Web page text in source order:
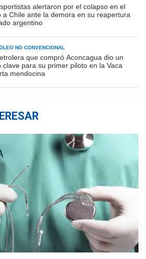
alertaron por el colapso en el
a Chile ante la demora en su reapertura
argentino
NO CONVENCIONAL
que compró Aconcagua dio un
clave para su primer piloto en la Vaca
mendocina